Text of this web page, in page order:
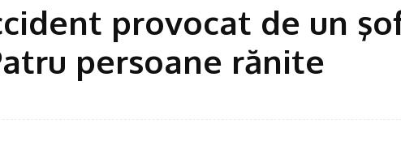
provocat de un
persoane rănite